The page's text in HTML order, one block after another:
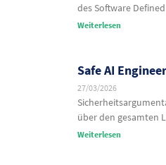
des Software
Weiterlesen
Safe AI
27/03/2026
über den gesamten
Weiterlesen